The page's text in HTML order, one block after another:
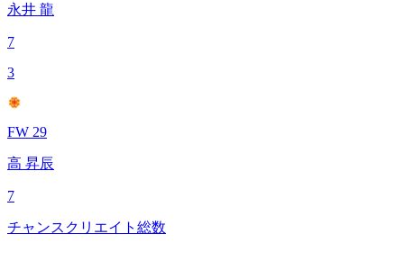
永井 龍
7
3
FW 29
高 昇辰
7
チャンスクリエイト総数